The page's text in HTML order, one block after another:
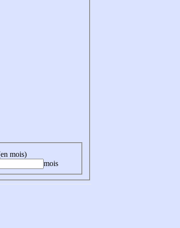
mois)
mois